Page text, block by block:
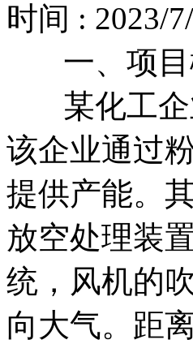
时间 : 2023/
一、项目
某化工
该企业通过
提供产能。
放空处理装
统，风机的
向大气。距